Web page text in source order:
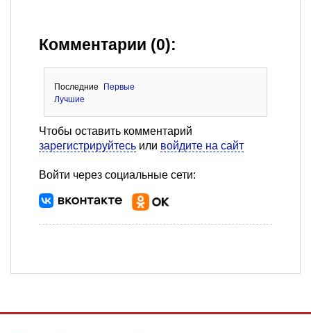
Комментарии (0):
Последние
Первые
Лучшие
Чтобы оставить комментарий
зарегистрируйтесь или войдите на сайт
Войти через социальные сети: